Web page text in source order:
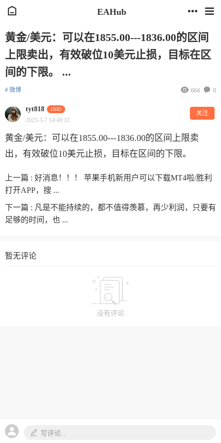
EAHub
黄金/美元：可以在1855.00---1836.00的区间
上限卖出，有效破位10美元止损，目标在区
间的下限。 ...
# 微博 0
664
tyt818 DDD
2023-3-7 14:48:33
关注
黄金/美元：可以在1855.00---1836.00的区间上限卖
出，有效破位10美元止损，目标在区间的下限。
上一篇 : 好消息！！！ 苹果手机新用户可以下载MT4啦/胜利
打开APP，搜 ...
下一篇 : 凡是不能持续的，都不值得羡慕，再少利润，只要有
足够的时间，也 ...
暂无评论
没有评论
写评论...